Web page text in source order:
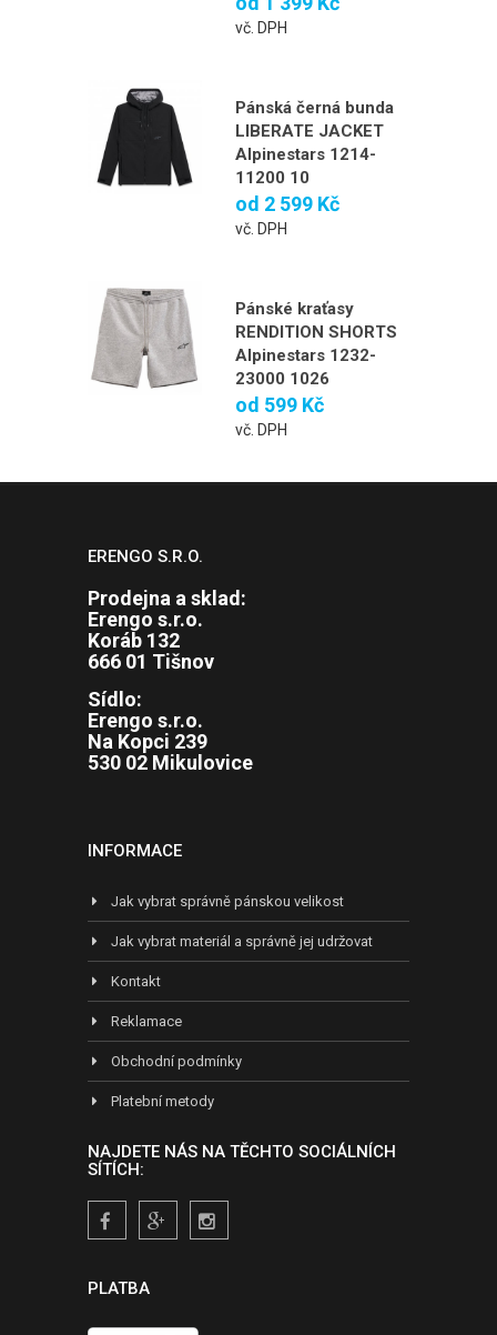
vč. DPH
Pánská černá bunda
LIBERATE JACKET
Alpinestars 1214-
11200 10
od 2 599 Kč
vč. DPH
Pánské kraťasy
RENDITION SHORTS
Alpinestars 1232-
23000 1026
od 599 Kč
vč. DPH
ERENGO S.R.O.
Prodejna a sklad:
Erengo s.r.o.
Koráb 132
666 01 Tišnov
Sídlo:
Erengo s.r.o.
Na Kopci 239
530 02 Mikulovice
INFORMACE
Jak vybrat správně pánskou velikost
Jak vybrat materiál a správně jej udržovat
Kontakt
Reklamace
Obchodní podmínky
Platební metody
NAJDETE NÁS NA TĚCHTO SOCIÁLNÍCH
SÍTÍCH:
PLATBA